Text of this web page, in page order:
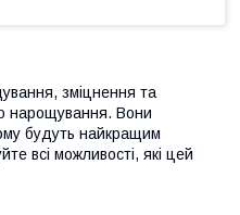
зміцнення та
нарощування. Вони
будуть найкращим
всі можливості, які цей